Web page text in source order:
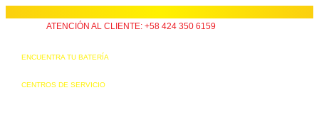
ATENCIÓN AL CLIENTE: +58 424 350 6159
ENCUENTRA TU BATERÍA
CENTROS DE SERVICIO